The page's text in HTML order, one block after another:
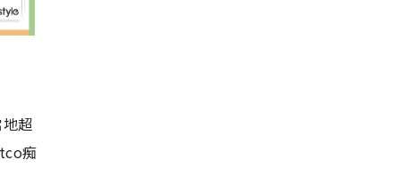
超
痴